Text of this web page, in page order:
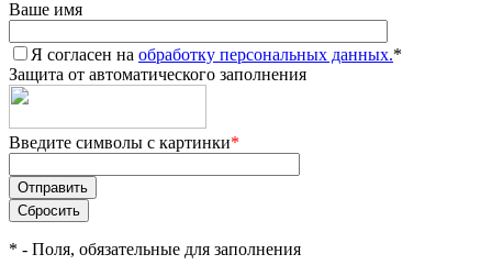
Ваше имя
Я согласен на обработку персональных данных.*
Защита от автоматического заполнения
Введите символы с картинки*
* - Поля, обязательные для заполнения